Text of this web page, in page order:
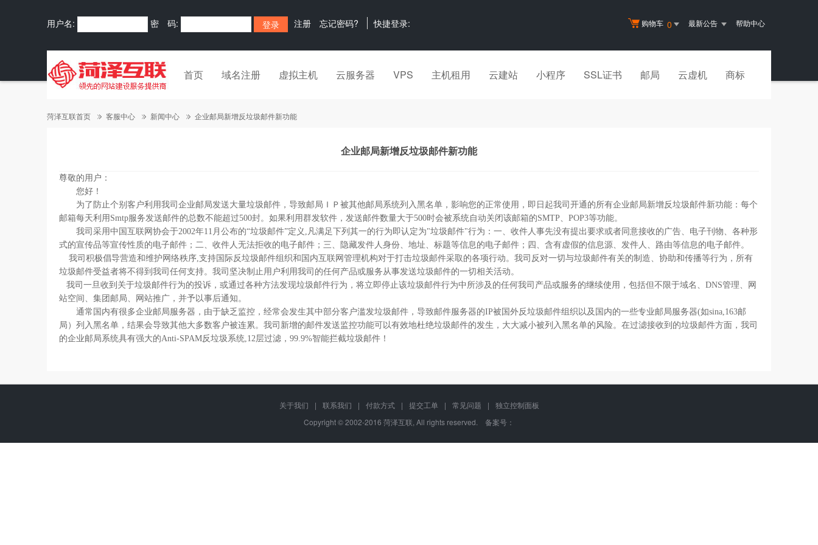
购物车 0 最新公告 帮助中心
用户名: 密 码: 注册 忘记密码? 快捷登录:
首页 域名注册 虚拟主机 云服务器 VPS 主机租用 云建站 小程序 SSL证书 邮局 云虚机 商标
菏泽互联首页 客服中心 新闻中心 企业邮局新增反垃圾邮件新功能
企业邮局新增反垃圾邮件新功能
尊敬的用户：
您好！
为了防止个别客户利用我司企业邮局发送大量垃圾邮件，导致邮局ＩＰ被其他邮局系统列入黑名单，影响您的正常使用，即日起我司开通的所有企业邮局新增反垃圾邮件新功能：每个
邮箱每天利用Smtp服务发送邮件的总数不能超过500封。如果利用群发软件，发送邮件数量大于500时会被系统自动关闭该邮箱的SMTP、POP3等功能。
我司采用中国互联网协会于2002年11月公布的“垃圾邮件”定义,凡满足下列其一的行为即认定为"垃圾邮件"行为：一、收件人事先没有提出要求或者同意接收的广告、电子刊物、各种形
式的宣传品等宣传性质的电子邮件；二、收件人无法拒收的电子邮件；三、隐藏发件人身份、地址、标题等信息的电子邮件；四、含有虚假的信息源、发件人、路由等信息的电子邮件。
我司积极倡导营造和维护网络秩序,支持国际反垃圾邮件组织和国内互联网管理机构对于打击垃圾邮件采取的各项行动。我司反对一切与垃圾邮件有关的制造、协助和传播等行为，所有
垃圾邮件受益者将不得到我司任何支持。我司坚决制止用户利用我司的任何产品或服务从事发送垃圾邮件的一切相关活动。
我司一旦收到关于垃圾邮件行为的投诉，或通过各种方法发现垃圾邮件行为，将立即停止该垃圾邮件行为中所涉及的任何我司产品或服务的继续使用，包括但不限于域名、DNS管理、网
站空间、集团邮局、网站推广，并予以事后通知。
通常国内有很多企业邮局服务器，由于缺乏监控，经常会发生其中部分客户滥发垃圾邮件，导致邮件服务器的IP被国外反垃圾邮件组织以及国内的一些专业邮局服务器(如sina,163邮
局）列入黑名单，结果会导致其他大多数客户被连累。我司新增的邮件发送监控功能可以有效地杜绝垃圾邮件的发生，大大减小被列入黑名单的风险。在过滤接收到的垃圾邮件方面，我司
的企业邮局系统具有强大的Anti-SPAM反垃圾系统,12层过滤，99.9%智能拦截垃圾邮件！
关于我们 | 联系我们 | 付款方式 | 提交工单 | 常见问题 |
独立控制面板
Copyright © 2002-2016 菏泽互联, All rights reserved. 备案号：